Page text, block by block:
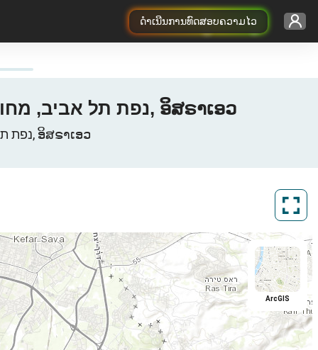
ດຳເນີນການທົດສອບຄວາມໄວ
ແຜນທີ່ຄອບຄຸມ 3G / 4G / 5G ຂອງ Pelephone Bene-Beraq, נפת תל אביב, מחוז תל אביב, ອິສຣາເອວ
ເຄືອຂ່າຍຂໍ້ມູນໂທລະສັບມືຖື Pelephone ໃນ Bene-Beraq, נפת תל אביב, מחוז תל אביב, ອິສຣາເອວ
ArcGIS